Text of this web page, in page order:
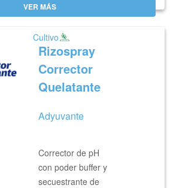
VER MÁS
Rizospray
Corrector
Quelatante
Adyuvante
Corrector de pH
con poder buffer y
secuestrante de
Cultivo